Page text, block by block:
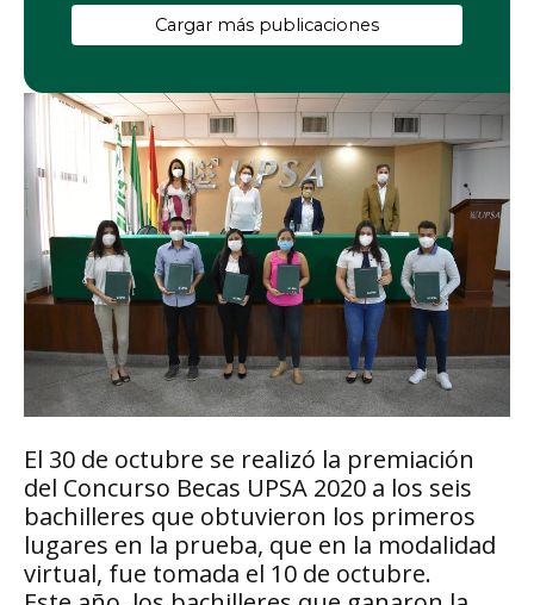
El 30 de octubre se realizó la premiación
del Concurso Becas UPSA 2020 a los seis
bachilleres que obtuvieron los primeros
lugares en la prueba, que en la modalidad
virtual, fue tomada el 10 de octubre.
Cargar más publicaciones